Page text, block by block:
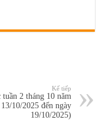
Kế tiếp
2 tháng 10 năm
10/2025 đến ngày
19/10/2025)